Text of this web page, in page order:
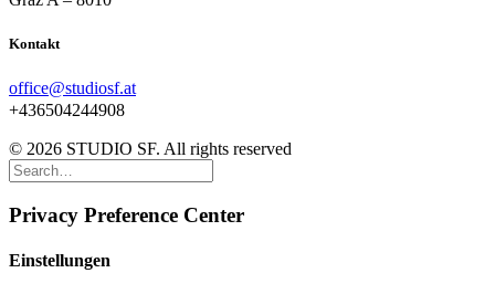
Kontakt
office@studiosf.at
+436504244908
© 2026 STUDIO SF. All rights reserved
Privacy Preference Center
Einstellungen